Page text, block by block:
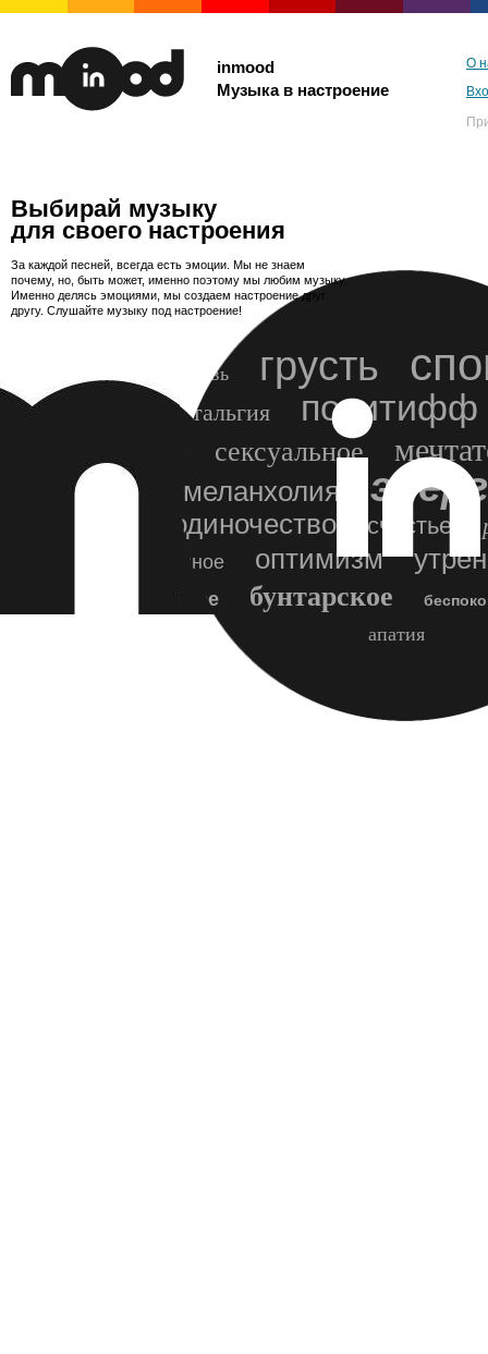
inmood
Музыка в настроение
О
Выбирай музыку
для своего настроения
За каждой песней, всегда есть эмоции. Мы не знаем
почему, но, быть может, именно поэтому мы любим музыку.
Именно делясь эмоциями, мы создаем настроение друг
другу. Слушайте музыку под настроение!
любовь грусть
ностальгия позитифф
сексуальное
меланхолия
одиночество счастье
сонное оптимизм
ночное бунтарское
апатия